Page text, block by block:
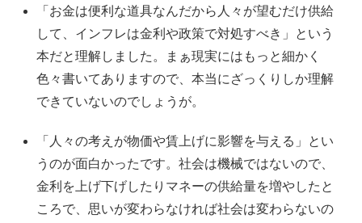
「お金は便利な道具なんだから人々が望むだけ供給
して、インフレは金利や政策で対処すべき」という
本だと理解しました。まぁ現実にはもっと細かく
色々書いてありますので、本当にざっくりしか理解
できていないのでしょうが。
「人々の考えが物価や賃上げに影響を与える」とい
うのが面白かったです。社会は機械ではないので、
金利を上げ下げしたりマネーの供給量を増やしたと
ころで、思いが変わらなければ社会は変わらないの